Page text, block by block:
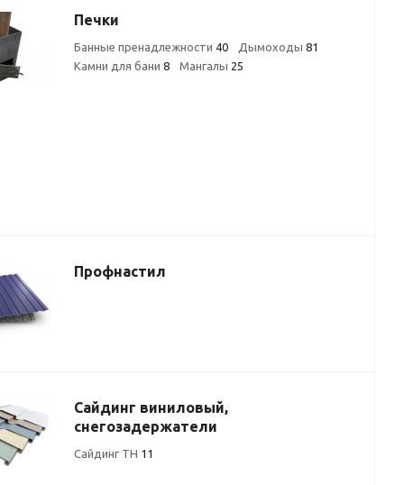
Печки
Банные пренадлежности 40 Дымоходы 81
Камни для бани 8 Мангалы 25
Профнастил
Сайдинг виниловый,
снегозадержатели
Сайдинг ТН 11